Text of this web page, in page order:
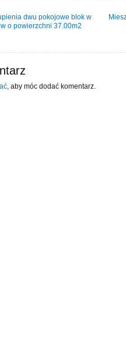
dwu pokojowe blok w
o powierzchni 37.00m2
, aby móc dodać komentarz.